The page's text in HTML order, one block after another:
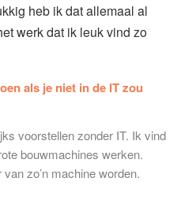
heb ik dat allemaal al
werk dat ik leuk vind zo
als je niet in de IT zou
voorstellen zonder IT. Ik vind
bouwmachines werken.
zo’n machine worden.